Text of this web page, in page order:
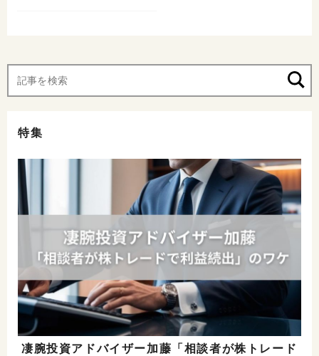
特集
凄腕投資アドバイザー加藤「相談者が株トレード